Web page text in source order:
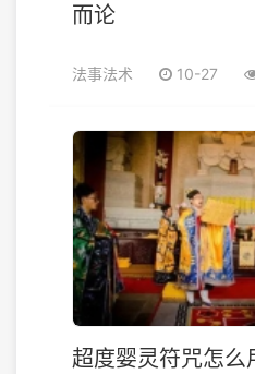
而论
法事法术 10-27
超度婴灵符咒怎么